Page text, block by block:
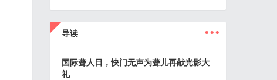
导读 ...
国际聋人日，快门无声为聋儿再献光影大
礼